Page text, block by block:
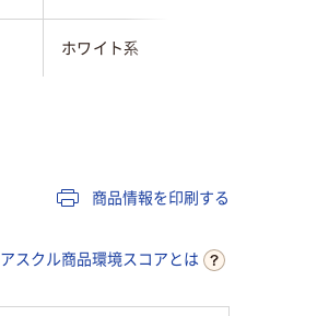
ホワイト系
商品情報を印刷する
アスクル商品環境スコアとは